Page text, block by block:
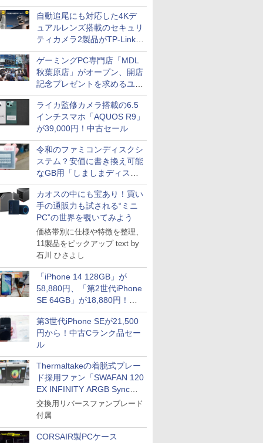
古のPixelシリーズがお買い得
自動追尾にも対応した4Kデ
ュアルレンズ搭載のセキュリ
ティカメラ2製品がTP-Linkか
ら
ゲーミングPC専門店「MDL
秋葉原店」がオープン、開店
記念プレゼントを求めるユー
ザーが押し寄せ長蛇の列に
ライカ監修カメラ搭載の6.5
インチスマホ「AQUOS R9」
が39,000円！中古セール
令和のファミコンディスクシ
ステム？安価に書き換え可能
なGB用「しましまディスク
システム」
カオスの中にも宝あり！買い
手の通販力も試される“ミニ
PC”の世界を覗いてみよう
価格帯別に仕様や特徴を整理、
11製品をピックアップ text by
石川 ひさよし
「iPhone 14 128GB」が
58,880円、「第2世代iPhone
SE 64GB」が18,880円！中
古Bランク品セール
第3世代iPhone SEが21,500
円から！中古Cランク品セー
ル
Thermaltakeの着脱式ブレー
ド採用ファン「SWAFAN 120
EX INFINITY ARGB Sync」
に単品パッケージ
交換用リバースファンブレード
付属
CORSAIR製PCケース